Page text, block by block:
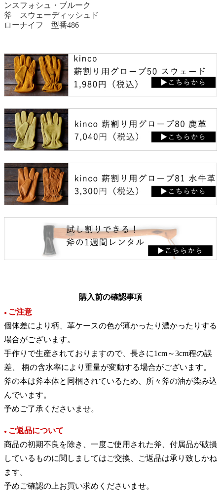
ンスフォシュ・ブルーク
斧 スウェーディッシュド
ローナイフ 型番486
購入前の確認事項
● ご注意
個体差により柄、革ケースの色が薄かったり濃かったりする
場合がございます。
手作りで生産されておりますので、長さに1cm～3cm程の誤
差、 柄の含水率により重量が変動する場合がございます。
斧の本は斧本体と同梱されているため、所々斧の油が染み込
んでいます。
予めご了承くださいませ。
● ご返品について
商品の初期不良を除き、一度ご使用された斧、付属品が破損
しているものに関しましてはご交換、ご返品は承り致しかね
ます。
予めご確認の上お買い求めくださいませ。